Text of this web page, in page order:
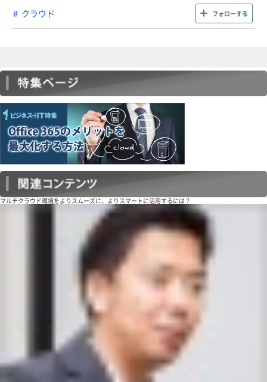
クラウド フォローする
マルチクラウド環境をよりスムーズに、よりスマートに活用するには？